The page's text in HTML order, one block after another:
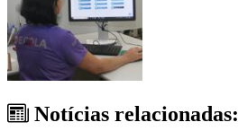
Notícias relacionadas: